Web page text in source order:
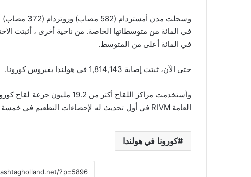
في المائة أعلى من المتوسط.
حتى الآن، ثبتت إصابة 1,814,143 في هولندا بفيروس كورونا.
العامة RIVM في أول تحديث له لإحصاءات التطعيم في خمسة أيام.
كورونا في هولندا